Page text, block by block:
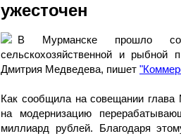
ужесточен
В Мурманске прошло
сельскохозяйственной и рыбной
Дмитрия Медведева, пишет
Как сообщила на совещании
на модернизацию
миллиард рублей. Благодаря